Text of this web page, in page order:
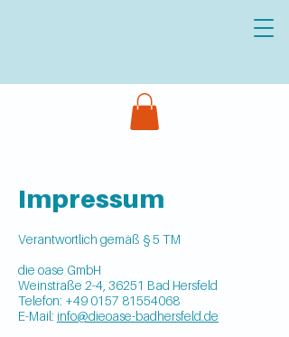
Impressum
Verantwortlich gemäß § 5 TM
die oase GmbH
Weinstraße 2-4, 36251 Bad Hersfeld
Telefon: +49 0157 81554068
E-Mail: info@dieoase-badhersfeld.de